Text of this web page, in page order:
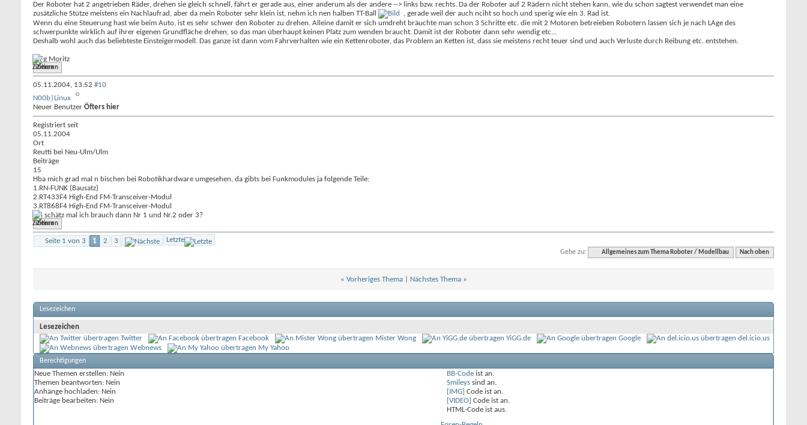
Der Roboter hat 2 angetrieben Räder, drehen sie gleich schnell, fährt er gerade aus, einer anderum als der andere --> links bzw. rechts. Da der Roboter auf 2 Rädern nicht stehen kann, wie du schon sagtest verwendet man eine
zusätzliche Stütze meistens ein Nachlaufrad, aber da mein Roboter sehr klein ist, nehm ich nen halben TT-Ball
, gerade weil der auch nciht so hoch und sperig wie ein 3. Rad ist.
Wenn du eine Steuerung hast wie beim Auto, ist es sehr schwer den Roboter zu drehen. Alleine damit er sich umdreht bräuchte man schon 3 Schritte etc. die mit 2 Motoren betreieben Robotern lassen sich je nach LAge des
schwerpunkte wirklich auf ihrer eigenen Grundfläche drehen, so das man überhaupt keinen Platz zum wenden braucht. Damit ist der Roboter dann sehr wendig etc...
Deshalb wohl auch das beliebteste Einsteigermodell. Das ganze ist dann vom Fahrverhalten wie ein Kettenroboter, das Problem an Ketten ist, dass sie meistens recht teuer sind und auch Verluste durch Reibung etc. entstehen.
MFg Moritz
Zitieren
05.11.2004, 13:52 #10
N00b|Linux
Neuer Benutzer Öfters hier
Registriert seit
05.11.2004
Ort
Reutti bei Neu-Ulm/Ulm
Beiträge
15
Hba mich grad mal n bischen bei Robotikhardware umgesehen, da gibts bei Funkmodules ja folgende Teile:
1.RN-FUNK (Bausatz)
2.RT433F4 High-End FM-Transceiver-Modul
3.RT868F4 High-End FM-Transceiver-Modul
Ich schätz mal ich brauch dann Nr 1 und Nr.2 oder 3?
Zitieren
Seite 1 von 3 1 2 3 Letzte
Gehe zu: Allgemeines zum Thema Roboter / Modellbau Nach oben
« Vorheriges Thema| Nächstes Thema »
Lesezeichen
Lesezeichen
Twitter
Facebook Mister Wong YiGG.de Google
del.icio.us
Webnews
My Yahoo
Berechtigungen
Neue Themen erstellen: Nein
Themen beantworten: Nein
Anhänge hochladen: Nein
Beiträge bearbeiten: Nein
BB-Codeist an.
Smileyssind an.
[IMG] Code ist an.
[VIDEO] Code ist an.
HTML-Code ist aus.